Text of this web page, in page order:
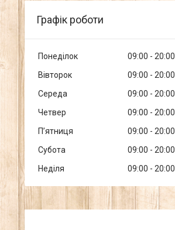
Графік роботи
Понеділок 09:00
20:00
Вівторок
09:00
20:00
Середа
09:00
20:00
Четвер
09:00
20:00
Пʼятниця
09:00
20:00
Субота
09:00
20:00
Неділя
09:00 20:00